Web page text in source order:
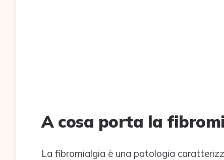
A cosa porta la
La fibromialgia è una patologia